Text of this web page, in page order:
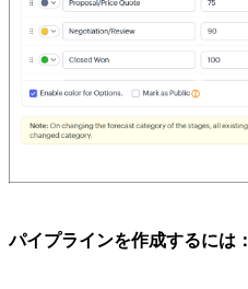
パイプラインを作成するには：